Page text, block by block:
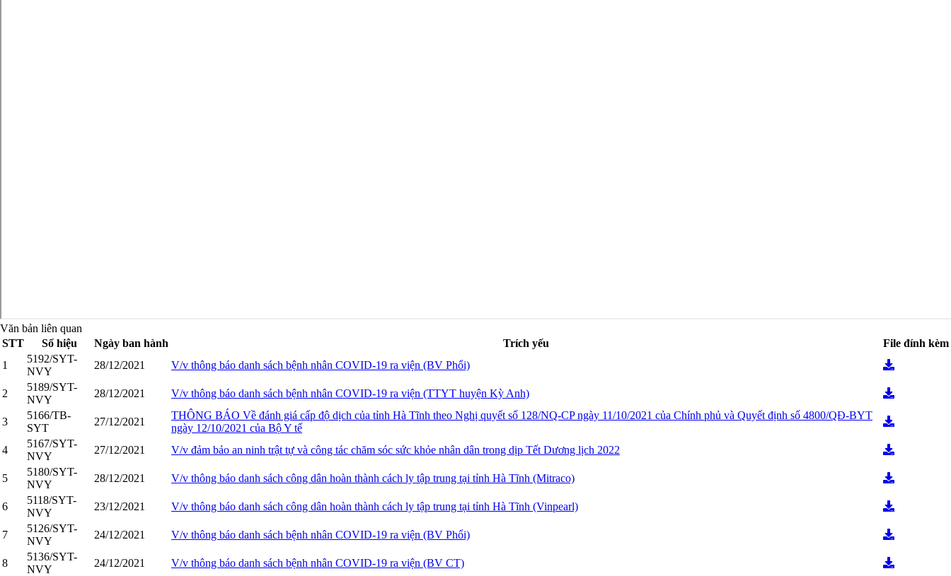
Văn bản liên quan
STT
Số hiệu Ngày ban hành Trích yếu
File đính kèm
1
5192/SYT-
NVY
28/12/2021 V/v thông báo danh sách bệnh nhân COVID-19 ra viện (BV Phổi)
2
5189/SYT-
NVY
28/12/2021 V/v thông báo danh sách bệnh nhân COVID-19 ra viện (TTYT huyện Kỳ Anh)
3
5166/TB-
SYT
27/12/2021
THÔNG BÁO Về đánh giá cấp độ dịch của tỉnh Hà Tĩnh theo Nghị quyết số 128/NQ-CP ngày 11/10/2021 của Chính phủ và Quyết định số 4800/QĐ-BYT
ngày 12/10/2021 của Bộ Y tế
4
5167/SYT-
NVY
27/12/2021 V/v đảm bảo an ninh trật tự và công tác chăm sóc sức khỏe nhân dân trong dịp Tết Dương lịch 2022
5
5180/SYT-
NVY
28/12/2021 V/v thông báo danh sách công dân hoàn thành cách ly tập trung tại tỉnh Hà Tĩnh (Mitraco)
6
5118/SYT-
NVY
23/12/2021 V/v thông báo danh sách công dân hoàn thành cách ly tập trung tại tỉnh Hà Tĩnh (Vinpearl)
7
5126/SYT-
NVY
24/12/2021 V/v thông báo danh sách bệnh nhân COVID-19 ra viện (BV Phổi)
8
5136/SYT-
NVY
24/12/2021 V/v thông báo danh sách bệnh nhân COVID-19 ra viện (BV CT)